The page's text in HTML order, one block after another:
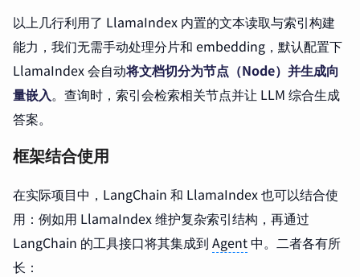
以上几行利用了 LlamaIndex 内置的文本读取与索引构建
能力，我们无需手动处理分片和 embedding，默认配置下
LlamaIndex 会自动将文档切分为节点（Node）并生成向
量嵌入。查询时，索引会检索相关节点并让 LLM 综合生成
答案。
框架结合使用
在实际项目中，LangChain 和 LlamaIndex 也可以结合使
用：例如用 LlamaIndex 维护复杂索引结构，再通过
LangChain 的工具接口将其集成到 Agent中。二者各有所
长：